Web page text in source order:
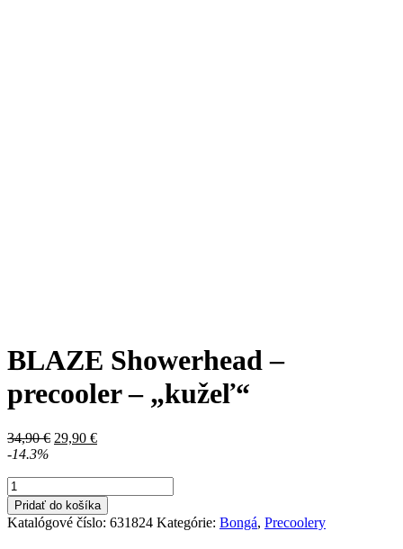
BLAZE Showerhead –
precooler – „kužeľ“
34,90€ Pôvodná
29,90 €Aktuálna
-14.3%
množstvo
BLAZE
Showerhead
-
Pridať do košíka
Katalógové číslo: 631824 Kategórie: Bongá, Precoolery